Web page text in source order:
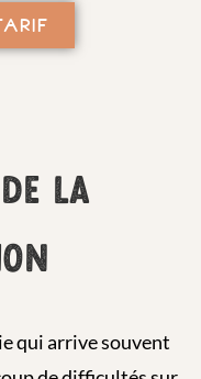
LA
qui arrive souvent